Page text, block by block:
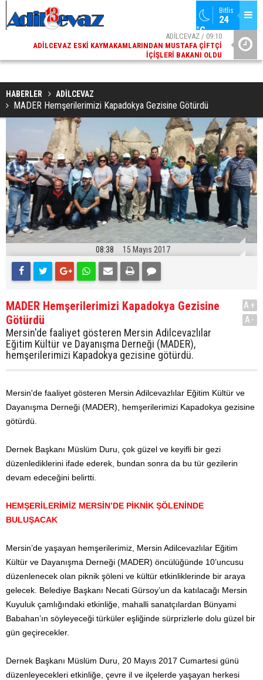
Bitlis
24
°C
ADİLCEVAZ / 09:10
ADILCEVAZ ESKI KAYMAKAMLARINDAN MUSTAFA ÇIFTÇI
İÇIŞLERI BAKANI OLDU
HABERLER ADİLCEVAZ
MADER Hemşerilerimizi Kapadokya Gezisine Götürdü
08:38 15 Mayıs 2017
MADER Hemşerilerimizi Kapadokya Gezisine
Götürdü
Mersin'de faaliyet gösteren Mersin Adilcevazlılar
Eğitim Kültür ve Dayanışma Derneği (MADER),
hemşerilerimizi Kapadokya gezisine götürdü.
A+
A-
Mersin'de faaliyet gösteren Mersin Adilcevazlılar Eğitim Kültür ve
Dayanışma Derneği (MADER), hemşerilerimizi Kapadokya gezisine
götürdü.
Dernek Başkanı Müslüm Duru, çok güzel ve keyifli bir gezi
düzenlediklerini ifade ederek, bundan sonra da bu tür gezilerin
devam edeceğini belirtti.
HEMŞERİLERİMİZ MERSİN’DE PİKNİK ŞÖLENİNDE
BULUŞACAK
Mersin’de yaşayan hemşerilerimiz, Mersin Adilcevazlılar Eğitim
Kültür ve Dayanışma Derneği (MADER) öncülüğünde 10’uncusu
düzenlenecek olan piknik şöleni ve kültür etkinliklerinde bir araya
gelecek. Belediye Başkanı Necati Gürsoy’un da katılacağı Mersin
Kuyuluk çamlığındaki etkinliğe, mahalli sanatçılardan Bünyami
Babahan’ın söyleyeceği türküler eşliğinde sürprizlerle dolu güzel bir
gün geçirecekler.
Dernek Başkanı Müslüm Duru, 20 Mayıs 2017 Cumartesi günü
düzenleyecekleri etkinliğe, çevre il ve ilçelerde yaşayan herkesi